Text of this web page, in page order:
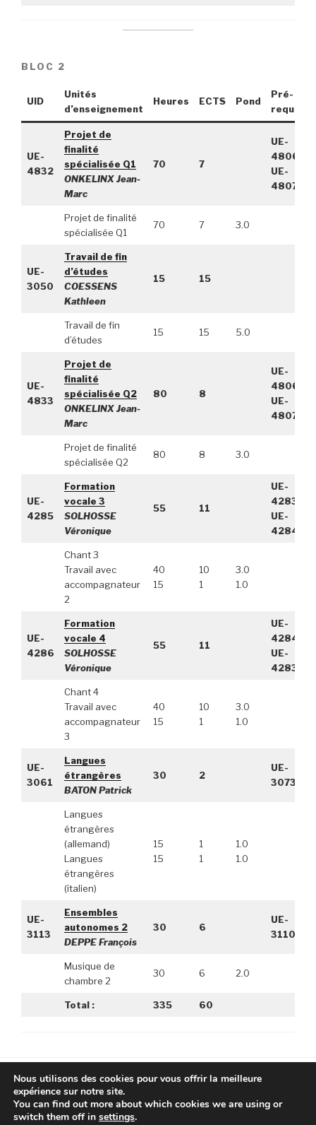
BLOC 2
UID
Unités
d’enseignement
Heures ECTS Pond
Pré-
requis
UE-
4832
Projet de
finalité
spécialisée Q1
ONKELINX Jean-
Marc
70 7
UE-
4806,
UE-
4807
Projet de finalité
spécialisée Q1
70 7 3.0
UE-
3050
Travail de fin
d’études
COESSENS
Kathleen
15 15
Travail de fin
d’études
15 15 5.0
UE-
4833
Projet de
finalité
spécialisée Q2
ONKELINX Jean-
Marc
80 8
UE-
4806,
UE-
4807
Projet de finalité
spécialisée Q2
80 8 3.0
UE-
4285
Formation
vocale 3
SOLHOSSE
Véronique
55 11
UE-
4283,
UE-
4284
Chant 3
Travail avec
accompagnateur
2
40
15
10
1
3.0
1.0
UE-
4286
Formation
vocale 4
SOLHOSSE
Véronique
55 11
UE-
4284,
UE-
4283
Chant 4
Travail avec
accompagnateur
3
40
15
10
1
3.0
1.0
UE-
3061
Langues
étrangères
BATON Patrick
30 2
UE-
3073
Langues
étrangères
(allemand)
Langues
étrangères
(italien)
15
15
1
1
1.0
1.0
UE-
3113
Ensembles
autonomes 2
DEPPE François
30 6
UE-
3110
Musique de
chambre 2
30 6 2.0
Total : 335 60
FacebookInstagramYouTube
Nous utilisons des cookies pour vous offrir la meilleure
expérience sur notre site.
You can find out more about which cookies we are using or
switch them off in settings.